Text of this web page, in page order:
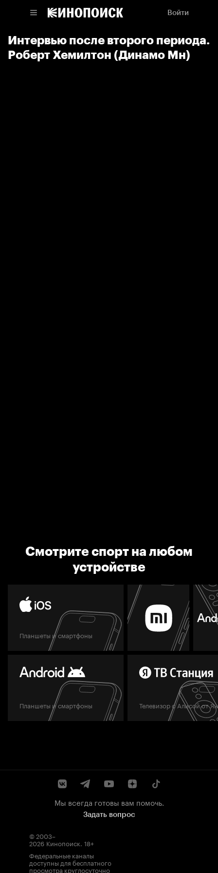
Войти
Интервью после второго периода.
Роберт Хемилтон (Динамо Мн)
Смотрите спорт на любом
устройстве
Планшеты и смартфоны
Планшеты и смартфоны Телевизор с Алисой от
Мы всегда готовы вам помочь.
Задать вопрос
© 2003–
2026 Кинопоиск. 18+
Федеральные каналы
доступны для бесплатного
просмотра круглосуточно